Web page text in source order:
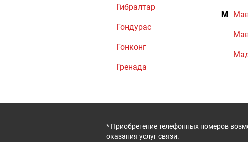
Гибралтар
Гондурас
Гонконг
Гренада
М
* Приобретение телефонных номеров
оказания услуг связи.